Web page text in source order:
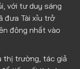
với tư duy sáng
đưa Tài xỉu trở
đông nhất vào
thị trường, tác giả